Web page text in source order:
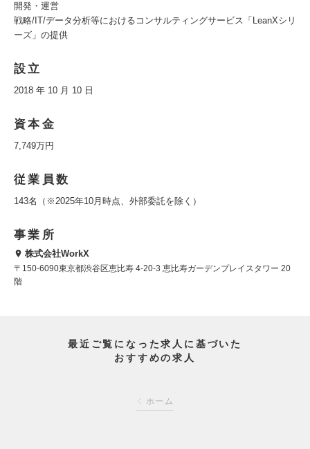
開発・運営
戦略/IT/データ分析等におけるコンサルティングサービス「LeanXシリ
ーズ」の提供
設立
2018 年 10 月 10 日
資本金
7,749万円
従業員数
143名（※2025年10月時点、外部委託を除く）
事業所
株式会社WorkX
〒150-6090東京都渋谷区恵比寿 4-20-3 恵比寿ガーデンプレイスタワー 20
階
最近ご覧になった求人に基づいた
おすすめの求人
ホーム